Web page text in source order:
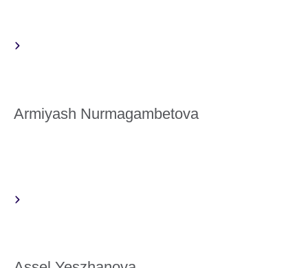
Armiyash Nurmagambetova